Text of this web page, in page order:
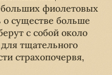
фиолетовых
о существе больше
с собой около
тщательного
страхопочервя,